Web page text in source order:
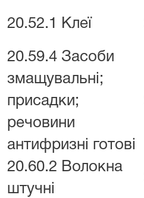
20.52.1 Клеї
20.59.4 Засоби
змащувальні;
присадки;
речовини
антифризні готові
20.60.2 Волокна
штучні